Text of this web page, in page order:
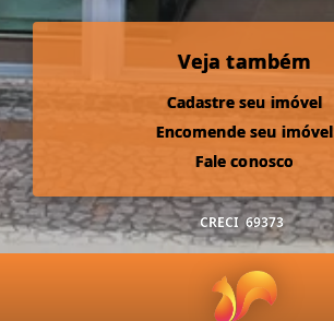
Veja também
Cadastre seu imóvel
Encomende seu imóvel
Fale conosco
CRECI 69373